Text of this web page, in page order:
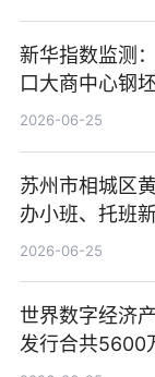
新华指数监测
口大商中心钢
C料价格微幅下
2026-06-25
苏州市相城区
办小班、托班
2026-06-25
世界数字经济
发行合共5600
筹约1007万港